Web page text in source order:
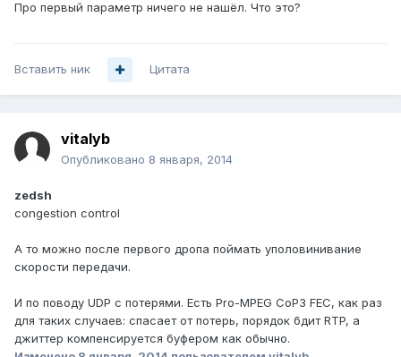
Про первый параметр ничего не нашёл. Что это?
Вставить ник Цитата
vitalyb
Опубликовано 8 января, 2014
zedsh
congestion control
А то можно после первого дропа поймать уполовинивание
скорости передачи.
И по поводу UDP с потерями. Есть Pro-MPEG CoP3 FEC, как раз
для таких случаев: спасает от потерь, порядок бдит RTP, а
джиттер компенсируется буфером как обычно.